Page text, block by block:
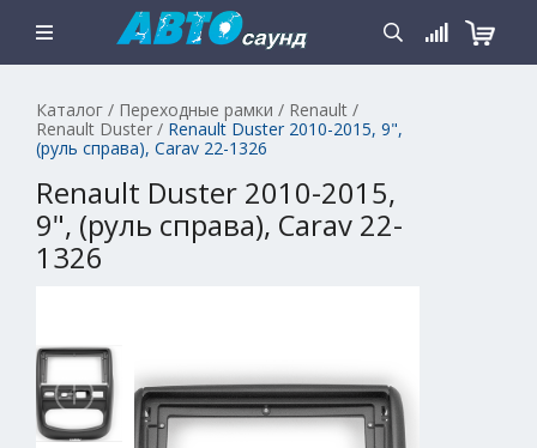
Каталог / Переходные рамки / Renault /
Renault Duster / Renault Duster 2010-2015, 9",
(руль справа), Carav 22-1326
Renault Duster 2010-2015,
9", (руль справа), Carav 22-
1326